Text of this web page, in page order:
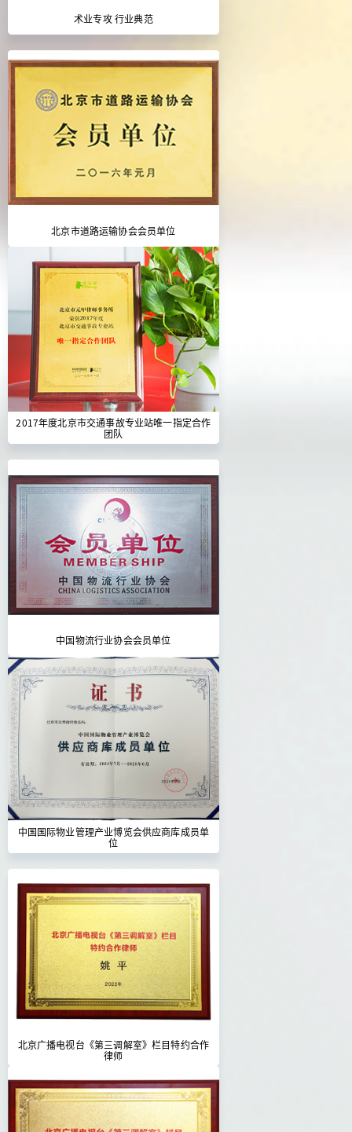
术业专攻 行业典范
北京市道路运输协会会员单位
2017年度北京市交通事故专业站唯一指定合作
团队
中国物流行业协会会员单位
中国国际物业管理产业博览会供应商库成员单
位
北京广播电视台《第三调解室》栏目特约合作
律师